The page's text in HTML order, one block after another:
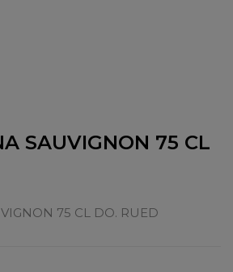
SAUVIGNON 75 CL
75 CL DO. RUED